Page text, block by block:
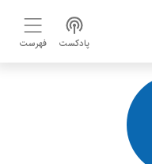
پادکست فهرست